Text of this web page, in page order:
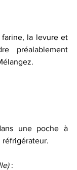
la levure et
préalablement
une poche à
: